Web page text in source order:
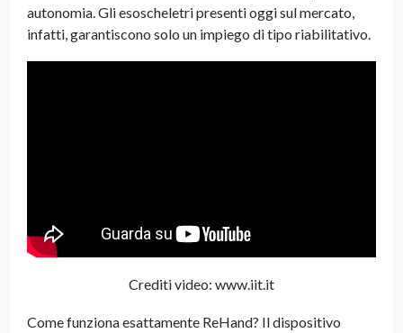
autonomia. Gli esoscheletri presenti oggi sul mercato,
infatti, garantiscono solo un impiego di tipo riabilitativo.
Crediti video: www.iit.it
Come funziona esattamente ReHand? Il dispositivo